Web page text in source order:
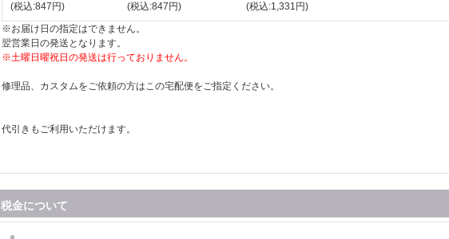
(税込:847円)
(税込:847円)
(税込:1,331円)
※お届け日の指定はできません。
翌営業日の発送となります。
※土曜日曜祝日の発送は行っておりません。
修理品、カスタムをご依頼の方はこの宅配便をご指定ください。
代引きもご利用いただけます。
税金について